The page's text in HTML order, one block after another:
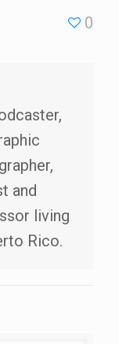
0
and
living
Rico.